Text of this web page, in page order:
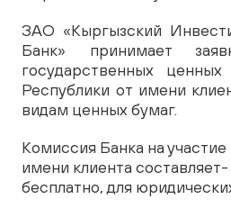
ЗАО «Кыргызский
Банк» принимает
государственных
Республики от имени
видам ценных бумаг.
Комиссия Банка на участие
имени клиента
бесплатно, для